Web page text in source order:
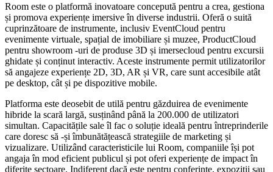
Room este o platformă inovatoare concepută pentru a crea, gestiona
și promova experiențe imersive în diverse industrii. Oferă o suită
cuprinzătoare de instrumente, inclusiv EventCloud pentru
evenimente virtuale, spațial de imobiliare și muzee, ProductCloud
pentru showroom -uri de produse 3D și imersecloud pentru excursii
ghidate și conținut interactiv. Aceste instrumente permit utilizatorilor
să angajeze experiențe 2D, 3D, AR și VR, care sunt accesibile atât
pe desktop, cât și pe dispozitive mobile.
Platforma este deosebit de utilă pentru găzduirea de evenimente
hibride la scară largă, susținând până la 200.000 de utilizatori
simultan. Capacitățile sale îl fac o soluție ideală pentru întreprinderile
care doresc să -și îmbunătățească strategiile de marketing și
vizualizare. Utilizând caracteristicile lui Room, companiile își pot
angaja în mod eficient publicul și pot oferi experiențe de impact în
diferite sectoare. Indiferent dacă este pentru conferințe, expoziții sau